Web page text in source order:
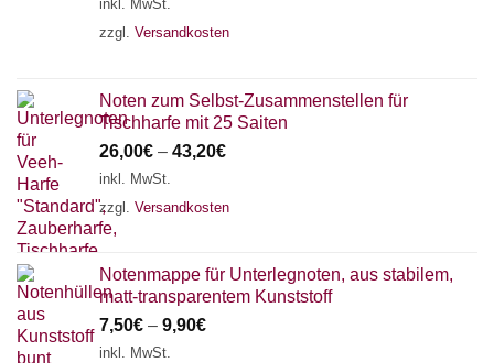
inkl. MwSt.
zzgl. Versandkosten
Noten zum Selbst-Zusammenstellen für
Tischharfe mit 25 Saiten
26,00€ – 43,20€
inkl. MwSt.
zzgl. Versandkosten
Notenmappe für Unterlegnoten, aus stabilem,
matt-transparentem Kunststoff
7,50€ – 9,90€
inkl. MwSt.